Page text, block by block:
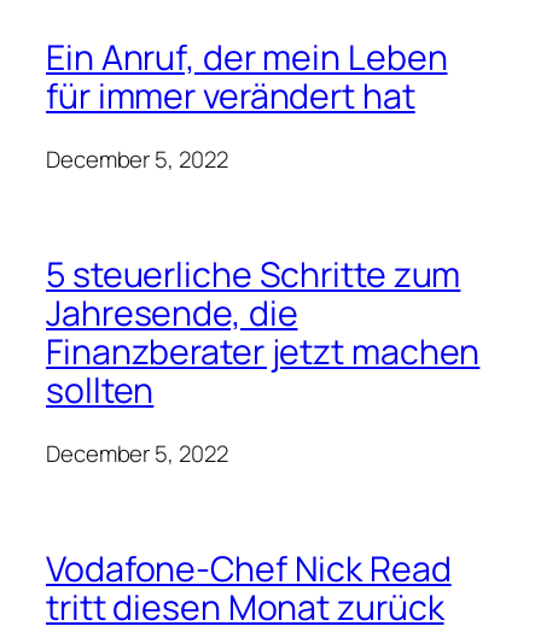
Ein Anruf, der mein Leben
für immer verändert hat
December 5, 2022
5 steuerliche Schritte zum
Jahresende, die
Finanzberater jetzt machen
sollten
December 5, 2022
Vodafone-Chef Nick Read
tritt diesen Monat zurück